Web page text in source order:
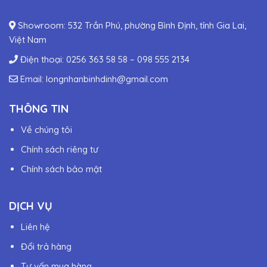
Showroom: 532 Trần Phú, phường Bình Định, tỉnh Gia Lai,
Việt Nam
Điện thoại: 0256 363 58 58 – 098 555 2134
Email: longnhanbinhdinh@gmail.com
THÔNG TIN
Về chúng tôi
Chính sách riêng tư
Chính sách bảo mật
DỊCH VỤ
Liên hệ
Đổi trả hàng